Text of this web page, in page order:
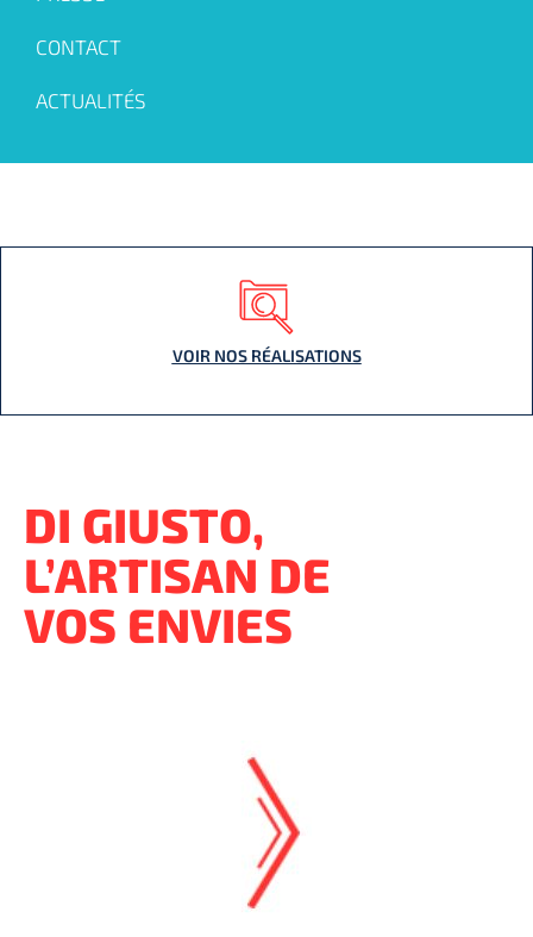
CONTACT
ACTUALITÉS
VOIR NOS RÉALISATIONS
DI GIUSTO,
L’ARTISAN DE
VOS ENVIES